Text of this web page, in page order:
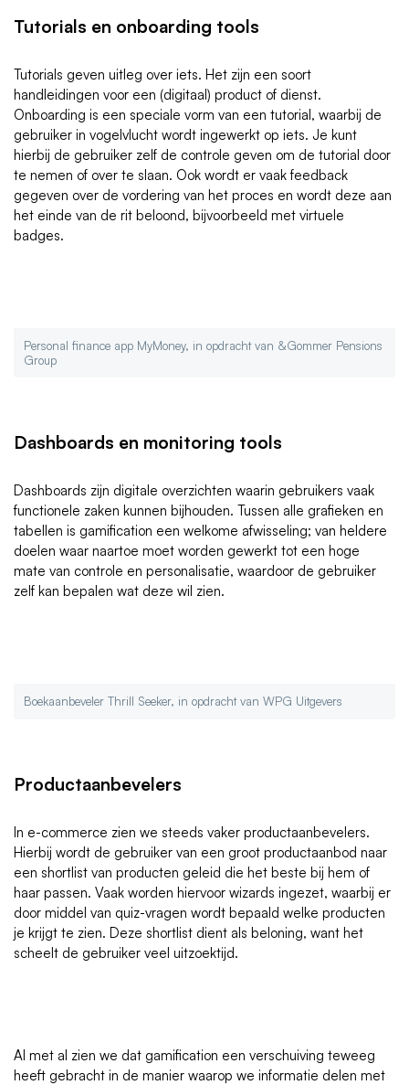
Tutorials en onboarding tools
Tutorials geven uitleg over iets. Het zijn een soort
handleidingen voor een (digitaal) product of dienst.
Onboarding is een speciale vorm van een tutorial, waarbij de
gebruiker in vogelvlucht wordt ingewerkt op iets. Je kunt
hierbij de gebruiker zelf de controle geven om de tutorial door
te nemen of over te slaan. Ook wordt er vaak feedback
gegeven over de vordering van het proces en wordt deze aan
het einde van de rit beloond, bijvoorbeeld met virtuele
badges.
Personal finance app MyMoney, in opdracht van &Gommer Pensions
Group
Dashboards en monitoring tools
Dashboards zijn digitale overzichten waarin gebruikers vaak
functionele zaken kunnen bijhouden. Tussen alle grafieken en
tabellen is gamification een welkome afwisseling; van heldere
doelen waar naartoe moet worden gewerkt tot een hoge
mate van controle en personalisatie, waardoor de gebruiker
zelf kan bepalen wat deze wil zien.
Boekaanbeveler Thrill Seeker, in opdracht van WPG Uitgevers
Productaanbevelers
In e-commerce zien we steeds vaker productaanbevelers.
Hierbij wordt de gebruiker van een groot productaanbod naar
een shortlist van producten geleid die het beste bij hem of
haar passen. Vaak worden hiervoor wizards ingezet, waarbij er
door middel van quiz-vragen wordt bepaald welke producten
je krijgt te zien. Deze shortlist dient als beloning, want het
scheelt de gebruiker veel uitzoektijd.
Al met al zien we dat gamification een verschuiving teweeg
heeft gebracht in de manier waarop we informatie delen met